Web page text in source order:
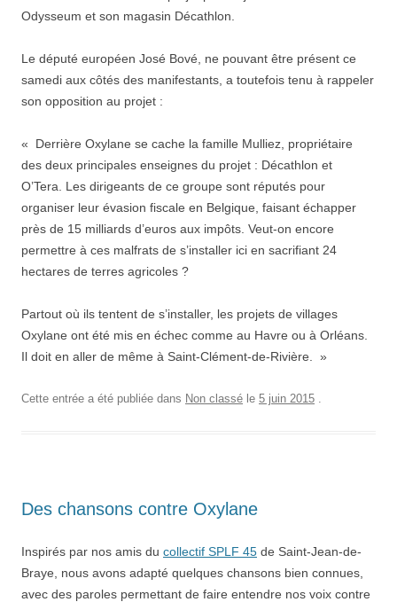
Odysseum et son magasin Décathlon.
Le député européen José Bové, ne pouvant être présent ce
samedi aux côtés des manifestants, a toutefois tenu à rappeler
son opposition au projet :
« Derrière Oxylane se cache la famille Mulliez, propriétaire
des deux principales enseignes du projet : Décathlon et
O’Tera. Les dirigeants de ce groupe sont réputés pour
organiser leur évasion fiscale en Belgique, faisant échapper
près de 15 milliards d’euros aux impôts. Veut-on encore
permettre à ces malfrats de s’installer ici en sacrifiant 24
hectares de terres agricoles ?
Partout où ils tentent de s’installer, les projets de villages
Oxylane ont été mis en échec comme au Havre ou à Orléans.
Il doit en aller de même à Saint-Clément-de-Rivière. »
Cette entrée a été publiée dans Non classé le 5 juin 2015 .
Des chansons contre Oxylane
Inspirés par nos amis du collectif SPLF 45 de Saint-Jean-de-
Braye, nous avons adapté quelques chansons bien connues,
avec des paroles permettant de faire entendre nos voix contre